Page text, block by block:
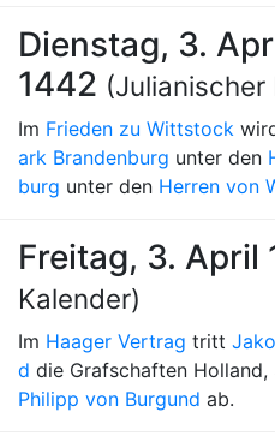
Dienstag, 3.
1442 (Julianischer
Im Frieden zu Wittstock
ark Brandenburg unter den
burg unter den Herren von
Freitag, 3. April
Kalender)
Im Haager Vertrag tritt
d die Grafschaften Holland,
Philipp von Burgund ab.